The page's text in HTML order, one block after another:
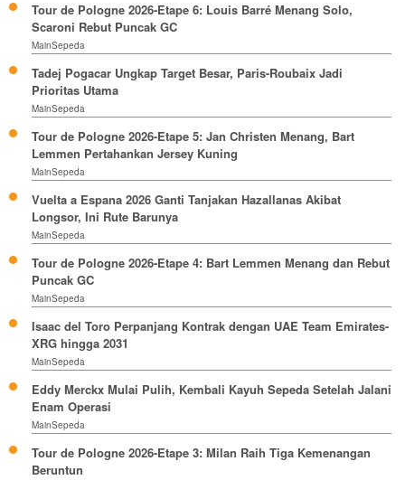
Tour de Pologne 2026-Etape 6: Louis Barré Menang Solo,
Scaroni Rebut Puncak GC
MainSepeda
Tadej Pogacar Ungkap Target Besar, Paris-Roubaix Jadi
Prioritas Utama
MainSepeda
Tour de Pologne 2026-Etape 5: Jan Christen Menang, Bart
Lemmen Pertahankan Jersey Kuning
MainSepeda
Vuelta a Espana 2026 Ganti Tanjakan Hazallanas Akibat
Longsor, Ini Rute Barunya
MainSepeda
Tour de Pologne 2026-Etape 4: Bart Lemmen Menang dan Rebut
Puncak GC
MainSepeda
Isaac del Toro Perpanjang Kontrak dengan UAE Team Emirates-
XRG hingga 2031
MainSepeda
Eddy Merckx Mulai Pulih, Kembali Kayuh Sepeda Setelah Jalani
Enam Operasi
MainSepeda
Tour de Pologne 2026-Etape 3: Milan Raih Tiga Kemenangan
Beruntun